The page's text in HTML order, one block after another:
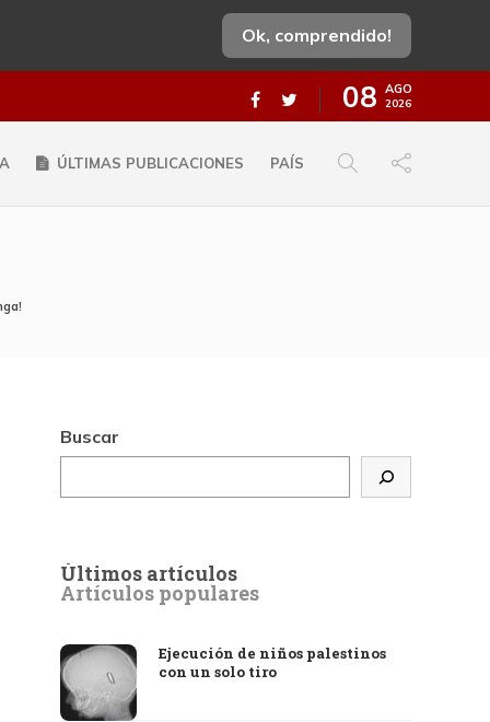
Ok, comprendido!
08 AGO
2026
ÚLTIMAS PUBLICACIONES PAÍS
Buscar
Últimos artículos
Artículos populares
Ejecución de niños palestinos
con un solo tiro